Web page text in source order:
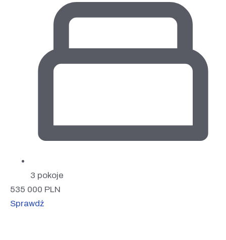
3 pokoje
535 000 PLN
Sprawdź